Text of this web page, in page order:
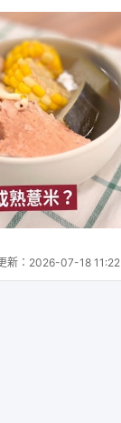
新： 2026-07-18 11:22